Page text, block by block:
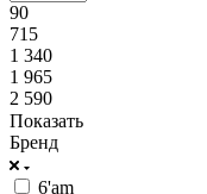
90
715
1 340
1 965
2 590
Показать
Бренд
6'am